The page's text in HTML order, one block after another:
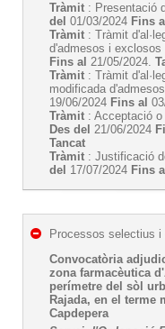
Tràmit : Presentació
del 01/03/2024 Fins al
Tràmit : Tràmit
d'admesos i exclosos
Fins al 21/05/2024.
Tràmit : Tràmit
modificada
19/06/2024 Fins al
Tràmit : Acceptació
Des del 21/06/2024
Tancat
Tràmit : Justificació
del 17/07/2024 Fins al
Processos selectius
Convocatòria
zona farmacèutica
perímetre del sòl
Rajada, en el terme
Capdepera